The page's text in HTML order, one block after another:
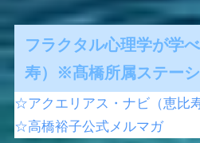
フラクタル心理学が学
寿）※髙橋所属ステー
☆アクエリアス・ナビ（恵比寿
☆高橋裕子公式メルマガ